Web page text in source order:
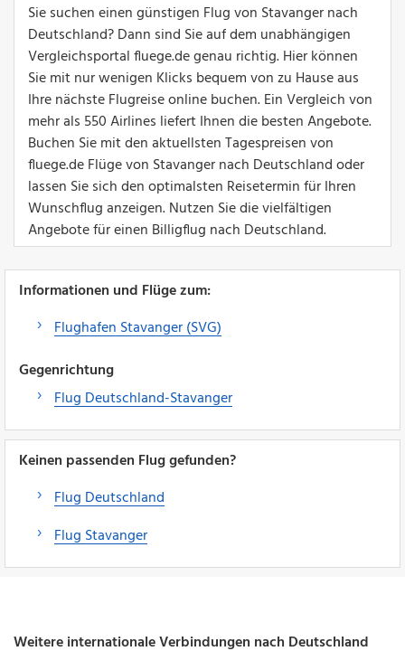
Sie suchen einen günstigen Flug von Stavanger nach
Deutschland? Dann sind Sie auf dem unabhängigen
Vergleichsportal fluege.de genau richtig. Hier können
Sie mit nur wenigen Klicks bequem von zu Hause aus
Ihre nächste Flugreise online buchen. Ein Vergleich von
mehr als 550 Airlines liefert Ihnen die besten Angebote.
Buchen Sie mit den aktuellsten Tagespreisen von
fluege.de Flüge von Stavanger nach Deutschland oder
lassen Sie sich den optimalsten Reisetermin für Ihren
Wunschflug anzeigen. Nutzen Sie die vielfältigen
Angebote für einen Billigflug nach Deutschland.
Informationen und Flüge zum:
Flughafen Stavanger (SVG)
Gegenrichtung
Flug Deutschland-Stavanger
Keinen passenden Flug gefunden?
Flug Deutschland
Flug Stavanger
Weitere internationale Verbindungen nach Deutschland